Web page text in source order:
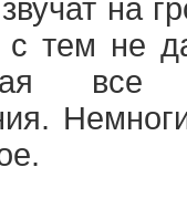
на
с тем не
все